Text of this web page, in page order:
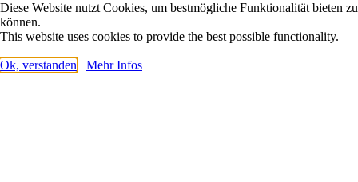
Diese Website nutzt Cookies, um bestmögliche Funktionalität bieten zu
können.
This website uses cookies to provide the best possible functionality.
Ok, verstanden Mehr Infos